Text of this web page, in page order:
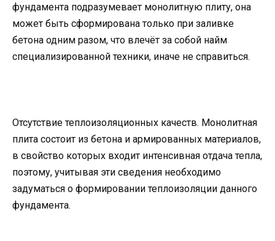
фундамента подразумевает монолитную плиту, она
может быть сформирована только при заливке
бетона одним разом, что влечёт за собой найм
специализированной техники, иначе не справиться.
Отсутствие теплоизоляционных качеств. Монолитная
плита состоит из бетона и армированных материалов,
в свойство которых входит интенсивная отдача тепла,
поэтому, учитывая эти сведения необходимо
задуматься о формировании теплоизоляции данного
фундамента.